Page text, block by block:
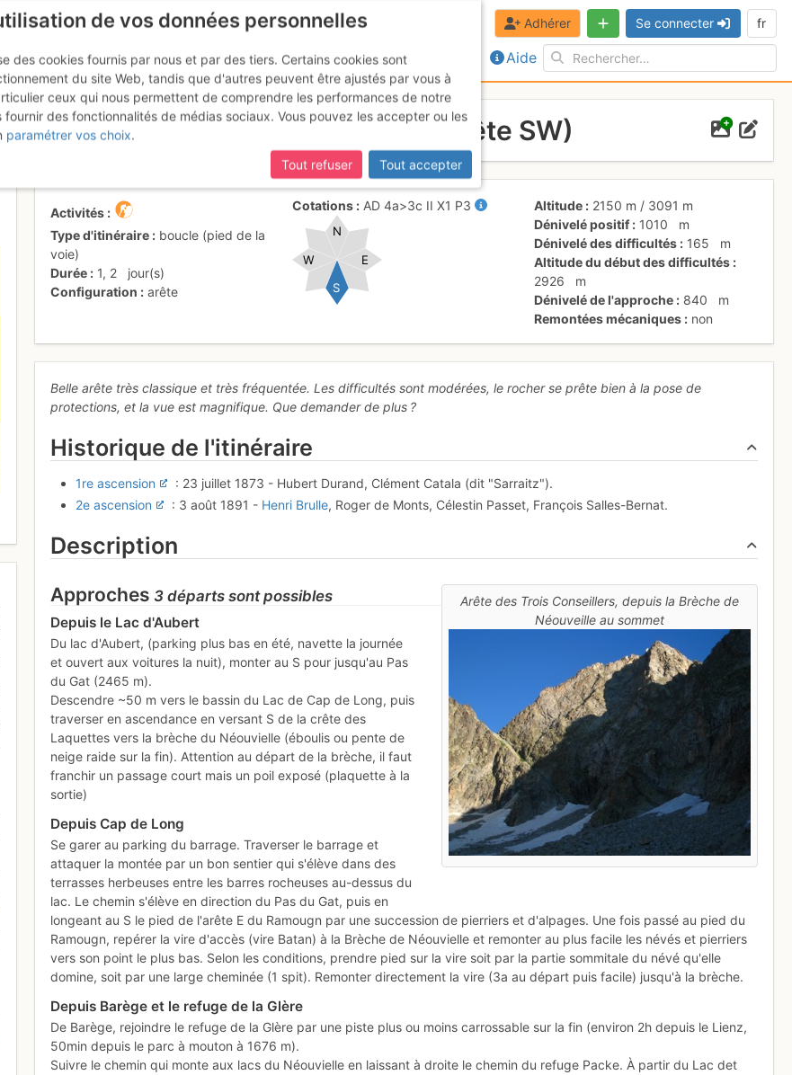
Aide
Adhérer Se connecter fr
: Arête des Trois Conseillers (Arête SW)
Activités
Type d'itinéraire
boucle (pied de la
voie)
Durée
1, 2
jour(s)
Configuration
arête
Cotations AD4a>3c IIX1 P3
E
W
S
N
Altitude 2150 m / 3091 m
Dénivelé positif
1010
m
Dénivelé des difficultés
165
m
Altitude du début des difficultés
2926
m
Dénivelé de l'approche
840
m
Remontées mécaniques
non
Belle arête très classique et très fréquentée. Les difficultés sont modérées, le rocher se prête bien à la pose de
protections, et la vue est magnifique. Que demander de plus ?
Historique de l'itinéraire
1re ascension
: 23 juillet 1873 - Hubert Durand, Clément Catala (dit "Sarraitz").
2e ascension
: 3 août 1891 - Henri Brulle, Roger de Monts, Célestin Passet, François Salles-Bernat.
Description
Arête des Trois Conseillers, depuis la Brèche de
Néouveille au sommet
Approches 3 départs sont possibles
Depuis le Lac d'Aubert
Du lac d'Aubert, (parking plus bas en été, navette la journée
et ouvert aux voitures la nuit), monter au S pour jusqu'au Pas
du Gat (2465 m).
Descendre ~50 m vers le bassin du Lac de Cap de Long, puis
traverser en ascendance en versant S de la crête des
Laquettes vers la brèche du Néouvielle (éboulis ou pente de
neige raide sur la fin). Attention au départ de la brèche, il faut
franchir un passage court mais un poil exposé (plaquette à la
sortie)
Depuis Cap de Long
Se garer au parking du barrage. Traverser le barrage et
attaquer la montée par un bon sentier qui s'élève dans des
terrasses herbeuses entre les barres rocheuses au-dessus du
lac. Le chemin s'élève en direction du Pas du Gat, puis en
longeant au S le pied de l'arête E du Ramougn par une succession de pierriers et d'alpages. Une fois passé au pied du
Ramougn, repérer la vire d'accès (vire Batan) à la Brèche de Néouvielle et remonter au plus facile les névés et pierriers
vers son point le plus bas. Selon les conditions, prendre pied sur la vire soit par la partie sommitale du névé qu'elle
domine, soit par une large cheminée (1 spit). Remonter directement la vire (3a au départ puis facile) jusqu'à la brèche.
Depuis Barège et le refuge de la Glère
De Barège, rejoindre le refuge de la Glère par une piste plus ou moins carrossable sur la fin (environ 2h depuis le Lienz,
50min depuis le parc à mouton à 1676 m).
Suivre le chemin qui monte aux lacs du Néouvielle en laissant à droite le chemin du refuge Packe. À partir du Lac det
de vos données personnelles
des cookies fournis par nous et par des tiers. Certains cookies sont
du site Web, tandis que d'autres peuvent être ajustés par vous à
ceux qui nous permettent de comprendre les performances de notre
fournir des fonctionnalités de médias sociaux. Vous pouvez les accepter ou les
paramétrer vos choix.
Tout refuser
Tout accepter